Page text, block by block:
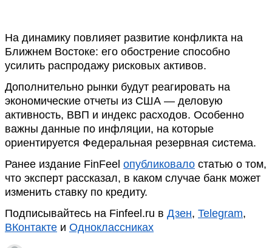
На динамику повлияет развитие конфликта на
Ближнем Востоке: его обострение способно
усилить распродажу рисковых активов.
Дополнительно рынки будут реагировать на
экономические отчеты из США — деловую
активность, ВВП и индекс расходов. Особенно
важны данные по инфляции, на которые
ориентируется Федеральная резервная система.
Ранее издание FinFeel опубликовало статью о том,
что эксперт рассказал, в каком случае банк может
изменить ставку по кредиту.
Подписывайтесь на Finfeel.ru в Дзен, Telegram,
ВКонтакте и Одноклассниках